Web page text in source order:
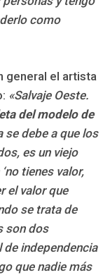
como
general el artista
«Salvaje Oeste.
del modelo de
se debe a que los
es un viejo
tienes valor,
el valor que
se trata de
son dos
de independencia
que nadie más